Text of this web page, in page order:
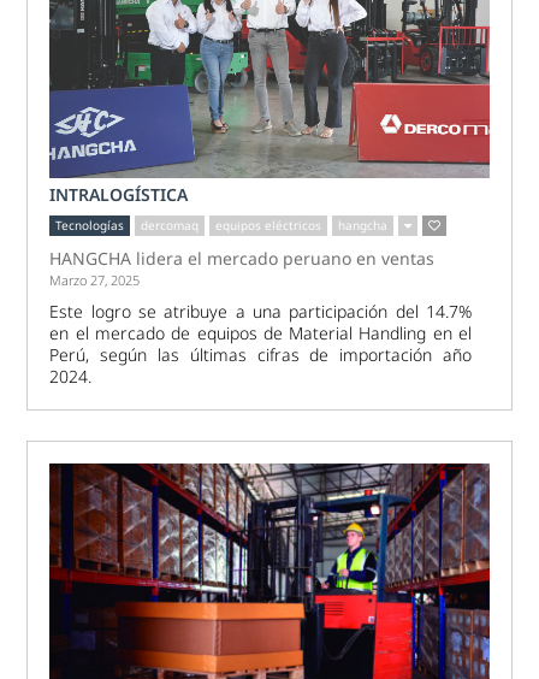
INTRALOGÍSTICA
Tecnologías dercomaq equipos eléctricos hangcha
HANGCHA lidera el mercado peruano en ventas
Marzo 27, 2025
Este logro se atribuye a una participación del 14.7%
en el mercado de equipos de Material Handling en el
Perú, según las últimas cifras de importación año
2024.